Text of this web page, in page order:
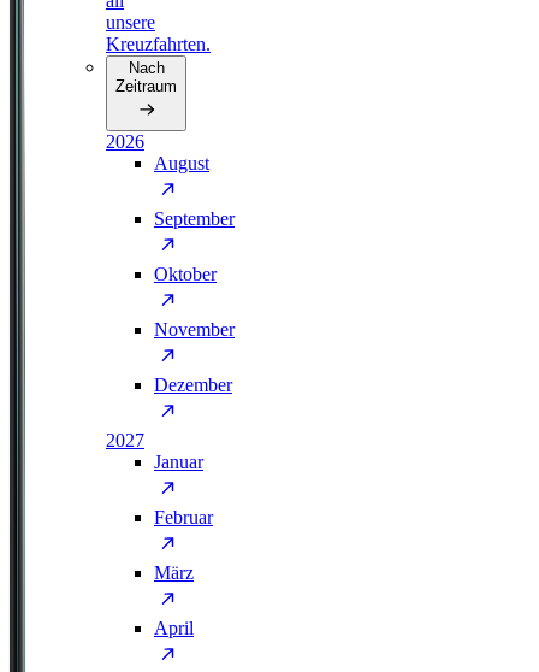
unsere
Kreuzfahrten.
Nach
Zeitraum
2026
August
September
Oktober
November
Dezember
2027
Januar
Februar
März
April